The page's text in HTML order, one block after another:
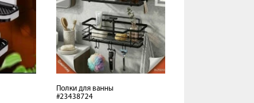
Полки для ванны
#23438724